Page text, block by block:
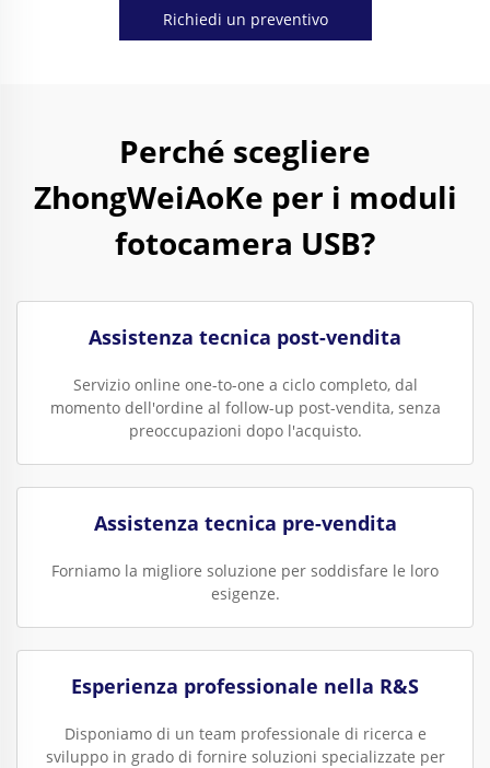
Richiedi un preventivo
Perché scegliere
ZhongWeiAoKe per i moduli
fotocamera USB?
Assistenza tecnica post-vendita
Servizio online one-to-one a ciclo completo, dal
momento dell'ordine al follow-up post-vendita, senza
preoccupazioni dopo l'acquisto.
Assistenza tecnica pre-vendita
Forniamo la migliore soluzione per soddisfare le loro
esigenze.
Esperienza professionale nella R&S
Disponiamo di un team professionale di ricerca e
sviluppo in grado di fornire soluzioni specializzate per